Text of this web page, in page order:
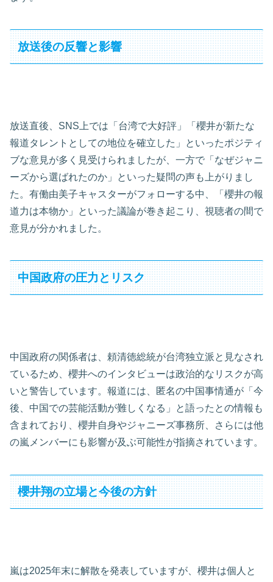
放送後の反響と影響
放送直後、SNS上では「台湾で大好評」「櫻井が新たな
報道タレントとしての地位を確立した」といったポジティ
ブな意見が多く見受けられましたが、一方で「なぜジャニ
ーズから選ばれたのか」といった疑問の声も上がりまし
た。有働由美子キャスターがフォローする中、「櫻井の報
道力は本物か」といった議論が巻き起こり、視聴者の間で
意見が分かれました。
中国政府の圧力とリスク
中国政府の関係者は、頼清徳総統が台湾独立派と見なされ
ているため、櫻井へのインタビューは政治的なリスクが高
いと警告しています。報道には、匿名の中国事情通が「今
後、中国での芸能活動が難しくなる」と語ったとの情報も
含まれており、櫻井自身やジャニーズ事務所、さらには他
の嵐メンバーにも影響が及ぶ可能性が指摘されています。
櫻井翔の立場と今後の方針
嵐は2025年末に解散を発表していますが、櫻井は個人と